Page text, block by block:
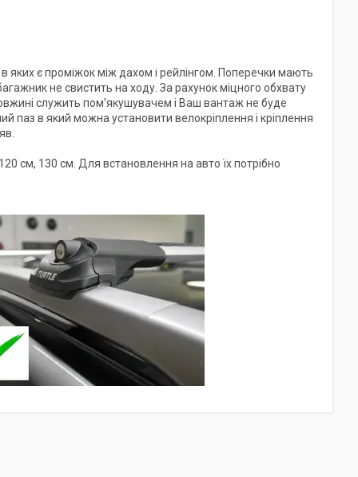
яких є проміжок між дахом і рейлінгом. Поперечки мають
не свистить на ходу. За рахунок міцного обхвату
служить пом'якушувачем і Ваш вантаж не буде
в який можна установити велокріплення і кріплення
см, 130 см. Для встановлення на авто їх потрібно